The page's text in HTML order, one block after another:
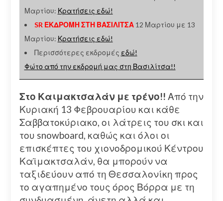
Μαρτίου: Κρατήσεις εδώ!
SR ΕΚΔΡΟΜΗ ΣΤΗ ΒΑΣΙΛΙΤΣΑ12 Μαρτίου με 13
Μαρτίου: Κρατήσεις εδώ!
Περισσότερες εκδρομές εδώ!
Φώτο από την εκδρομή μας στη Βασιλίτσα!!
Στο Καιμακτσαλάν με τρένο!! Από την
Κυριακή 13 Φεβρουαρίου και κάθε
Σαββατοκύριακο, οι λάτρεις του σκι και
του snowboard, καθώς και όλοι οι
επισκέπτες του χιονοδρομικού Κέντρου
Καϊμακτσαλάν, θα μπορούν να
ταξιδεύουν από τη Θεσσαλονίκη προς
το αγαπημένο τους όρος Βόρρα με τη